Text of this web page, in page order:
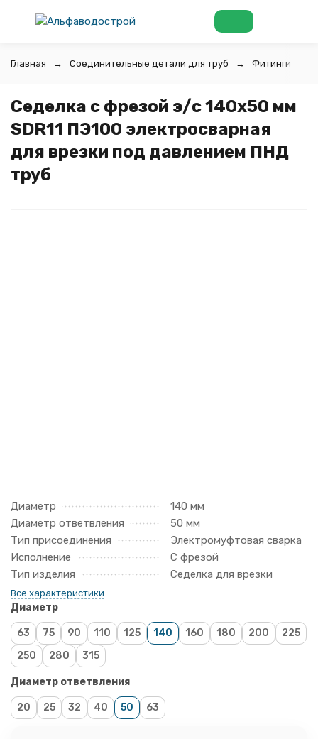
Главная Соединительные детали для труб Фитинги для
Седелка с фрезой э/с 140х50 мм
SDR11 ПЭ100 электросварная
для врезки под давлением ПНД
труб
Диаметр
140 мм
Диаметр ответвления
50 мм
Тип присоединения
Электромуфтовая сварка
Исполнение
С фрезой
Тип изделия
Седелка для врезки
Все характеристики
Диаметр
63 75 90 110 125 140 160 180 200
225
250
280 315
Диаметр ответвления
20 25 32 40 50 63